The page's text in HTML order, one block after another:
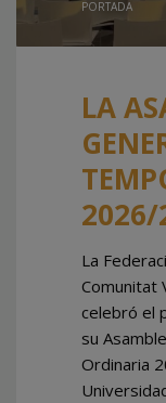
PORTADA
LA
2026/
La
Comunitat
celebró el
su
Ordinaria